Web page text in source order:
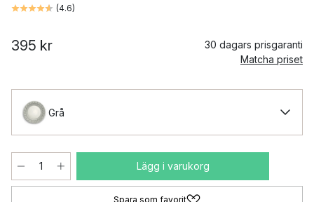
(4.6)
395 kr
30 dagars prisgaranti
Matcha priset
Grå
Lägg i varukorg
Spara som favorit